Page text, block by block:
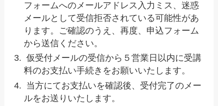
フォームへのメールアドレス入力ミス、迷惑
メールとして受信拒否されている可能性があ
ります。ご確認のうえ、再度、申込フォーム
から送信ください。
仮受付メールの受信から５営業日以内に受講
料のお支払い手続きをお願いいたします。
当方にてお支払いを確認後、受付完了のメー
ルをお送りいたします。